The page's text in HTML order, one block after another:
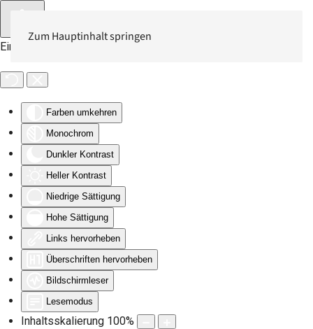
Eingabehilfen öffnen
Farben umkehren
Monochrom
Dunkler Kontrast
Heller Kontrast
Niedrige Sättigung
Hohe Sättigung
Links hervorheben
Überschriften hervorheben
Bildschirmleser
Lesemodus
Inhaltsskalierung 100%
Zum Hauptinhalt springen